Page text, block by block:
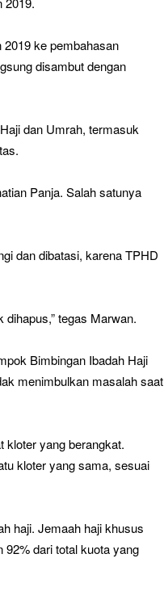
2019 ke pembahasan
disambut dengan
dan Umrah, termasuk
Panja. Salah satunya
dan dibatasi, karena TPHD
dihapus,” tegas Marwan.
Bimbingan Ibadah Haji
menimbulkan masalah saat
kloter yang berangkat.
kloter yang sama, sesuai
haji. Jemaah haji khusus
dari total kuota yang